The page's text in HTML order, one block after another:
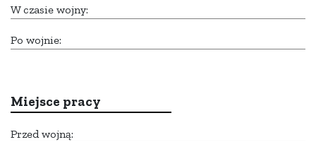
W czasie wojny:
Po wojnie:
Miejsce pracy
Przed wojną: